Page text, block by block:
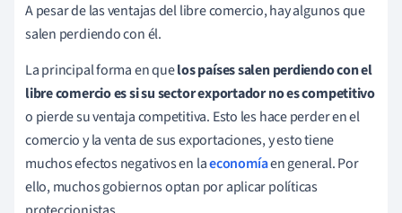
A pesar de las ventajas del libre comercio, hay algunos que
salen perdiendo con él.
La principal forma en quelos países salen perdiendo con el
libre comercio es si su sector exportador no es competitivo
o pierde su ventaja competitiva. Esto les hace perder en el
comercio y la venta de sus exportaciones, y esto tiene
muchos efectos negativos en laeconomíaen general. Por
ello, muchos gobiernos optan por aplicar políticas